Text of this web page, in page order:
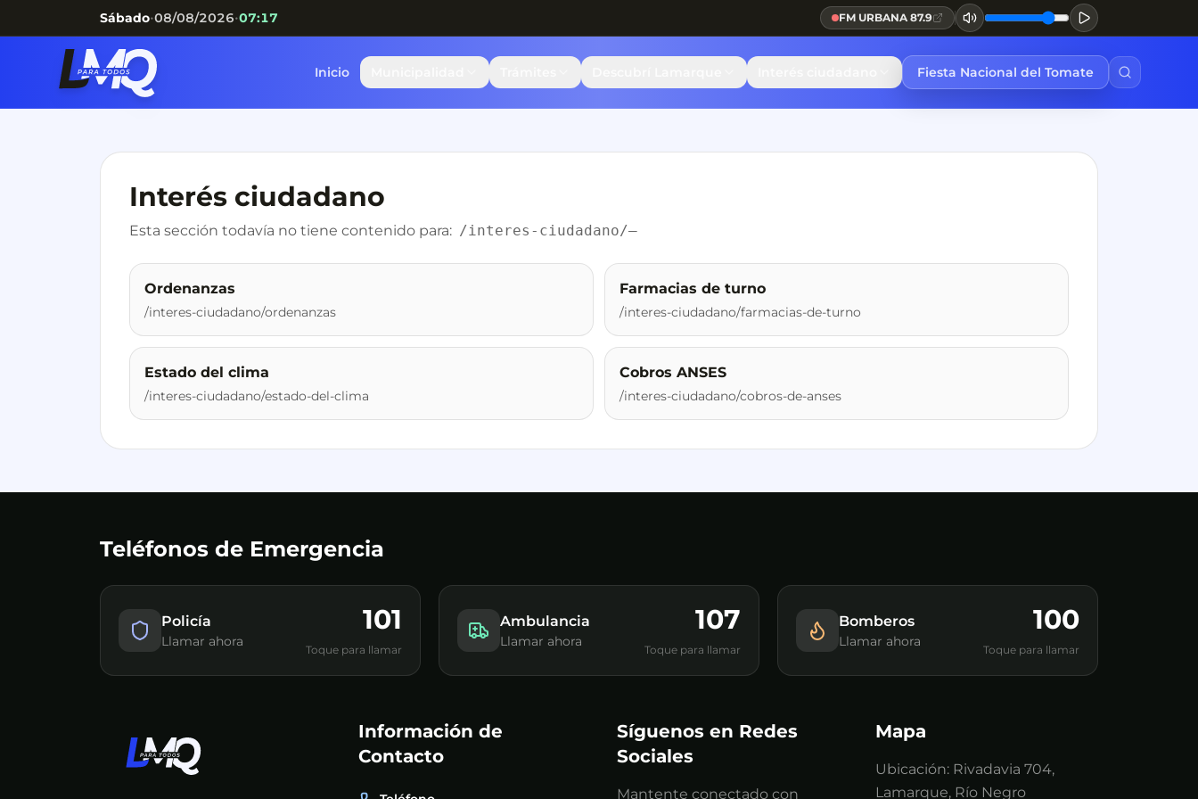
Sábado•08/08/2026•07:17 FM URBANA 87.9
Inicio Fiesta Nacional del Tomate
Interés ciudadano
Esta sección todavía no tiene contenido para: /interes-ciudadano/—
Ordenanzas
/interes-ciudadano/ordenanzas
Farmacias de turno
/interes-ciudadano/farmacias-de-turno
Estado del clima
/interes-ciudadano/estado-del-clima
Cobros ANSES
/interes-ciudadano/cobros-de-anses
Teléfonos de Emergencia
Policía
Llamar ahora
101
Toque para llamar
Ambulancia
Llamar ahora
107
Toque para llamar
Bomberos
Llamar ahora
100
Toque para llamar
Información de
Contacto
Síguenos en Redes
Sociales
Mantente conectado con
Mapa
Ubicación: Rivadavia 704,
Lamarque, Río Negro